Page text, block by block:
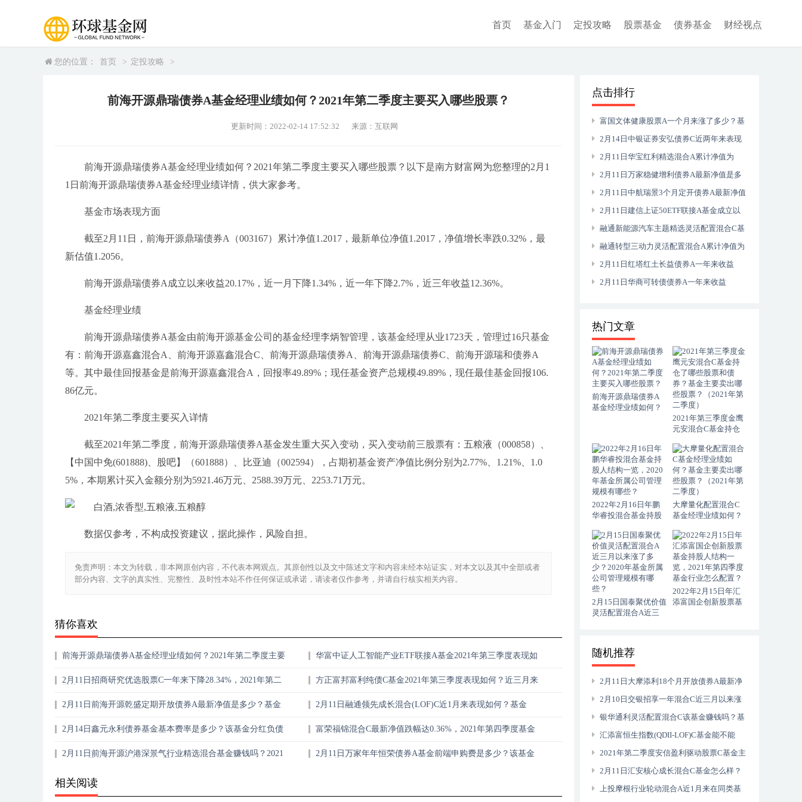
首页 基金入门 定投攻略 股票基金 债券基金 财经视点
您的位置： 首页 > 定投攻略 >
前海开源鼎瑞债券A基金经理业绩如何？2021年第二季度主要买入哪些股票？
更新时间：2022-02-14 17:52:32 来源：互联网
前海开源鼎瑞债券A基金经理业绩如何？2021年第二季度主要买入哪些股票？以下是南方财富网为您整理的2月1
1日前海开源鼎瑞债券A基金经理业绩详情，供大家参考。
基金市场表现方面
截至2月11日，前海开源鼎瑞债券A（003167）累计净值1.2017，最新单位净值1.2017，净值增长率跌0.32%，最
新估值1.2056。
前海开源鼎瑞债券A成立以来收益20.17%，近一月下降1.34%，近一年下降2.7%，近三年收益12.36%。
基金经理业绩
前海开源鼎瑞债券A基金由前海开源基金公司的基金经理李炳智管理，该基金经理从业1723天，管理过16只基金
有：前海开源嘉鑫混合A、前海开源嘉鑫混合C、前海开源鼎瑞债券A、前海开源鼎瑞债券C、前海开源瑞和债券A
等。其中最佳回报基金是前海开源嘉鑫混合A，回报率49.89%；现任基金资产总规模49.89%，现任最佳基金回报106.
86亿元。
2021年第二季度主要买入详情
截至2021年第二季度，前海开源鼎瑞债券A基金发生重大买入变动，买入变动前三股票有：五粮液（000858）、
【中国中免(601888)、股吧】（601888）、比亚迪（002594），占期初基金资产净值比例分别为2.77%、1.21%、1.0
5%，本期累计买入金额分别为5921.46万元、2588.39万元、2253.71万元。
数据仅参考，不构成投资建议，据此操作，风险自担。
免责声明：本文为转载，非本网原创内容，不代表本网观点。其原创性以及文中陈述文字和内容未经本站证实，对本文以及其中全部或者
部分内容、文字的真实性、完整性、及时性本站不作任何保证或承诺，请读者仅作参考，并请自行核实相关内容。
猜你喜欢
前海开源鼎瑞债券A基金经理业绩如何？2021年第二季度主要
华富中证人工智能产业ETF联接A基金2021年第三季度表现如
2月11日招商研究优选股票C一年来下降28.34%，2021年第二
方正富邦富利纯债C基金2021年第三季度表现如何？近三月来
2月11日前海开源乾盛定期开放债券A最新净值是多少？基金
2月11日融通领先成长混合(LOF)C近1月来表现如何？基金
2月14日鑫元永利债券基金基本费率是多少？该基金分红负债
富荣福锦混合C最新净值跌幅达0.36%，2021年第四季度基金
2月11日前海开源沪港深景气行业精选混合基金赚钱吗？2021
2月11日万家年年恒荣债券A基金前端申购费是多少？该基金
相关阅读
点击排行
富国文体健康股票A一个月来涨了多少？基
金2021年第三季度表现如何？（2月11日）
2月14日中银证券安弘债券C近两年来表现
一般，基金2021年第三季度表现如何？
2月11日华宝红利精选混合A累计净值为
1.3199元，该基金2020年利润如何？
2月11日万家稳健增利债券A最新净值是多
少？近两年来表现一般
2月11日中航瑞景3个月定开债券A最新净值
是多少？近1月来表现良好
2月11日建信上证50ETF联接A基金成立以
来涨了多少？2021年第三季度基金行业怎么
配置？
融通新能源汽车主题精选灵活配置混合C基
金怎么样？一年来涨了多少？（2月11日）
融通转型三动力灵活配置混合A累计净值为
2.7880元（2月11日）
2月11日红塔红土长益债券A一年来收益
5.94%，2021年第四季度基金行业怎么配置？
2月11日华商可转债债券A一年来收益
热门文章
前海开源鼎瑞债券A
基金经理业绩如何？
2021年第三季度金鹰
元安混合C基金持仓
基金主要卖出哪些股
票？（2021年第二季
度）
2022年2月16日年鹏
华睿投混合基金持股
基金所属公司管理规
模有哪些？
大摩量化配置混合C
基金经理业绩如何？
票？（2021年第二季
度）
2月15日国泰聚优价值
灵活配置混合A近三
2022年2月15日年汇
添富国企创新股票基
随机推荐
2月11日大摩添利18个月开放债券A最新净
值是多少？近一周来表现良好
2月10日交银招享一年混合C近三月以来涨
了多少？2020年基金所属公司管理规模有哪
些？
银华通利灵活配置混合C该基金赚钱吗？基
金主要买入哪些股票？（2021年第二季度）
汇添富恒生指数(QDII-LOF)C基金能不能
买？基金2021年第三季度表现如何？
2021年第二季度安信盈利驱动股票C基金主
要买入哪些股票？2021年第一季度持仓了哪
些股票和债券？
2月11日汇安核心成长混合C基金怎么样？
基金2021年第三季度表现如何？
上投摩根行业轮动混合A近1月来在同类基